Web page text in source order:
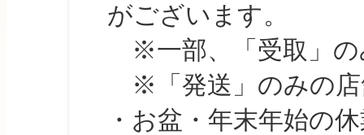
がございます。
※一部、「受取」の
※「発送」のみの店
・お盆・年末年始の